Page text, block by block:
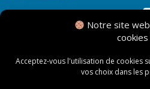
Notre site
cookies
Acceptez-vous l'utilisation de cookies
vos choix dans les